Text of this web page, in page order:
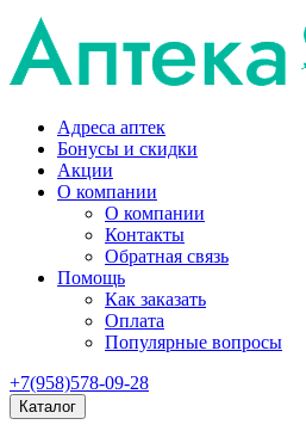
Адреса аптек
Бонусы и скидки
Акции
О компании
О компании
Контакты
Обратная связь
Помощь
Как заказать
Оплата
Популярные вопросы
+7(958)578-09-28
Каталог